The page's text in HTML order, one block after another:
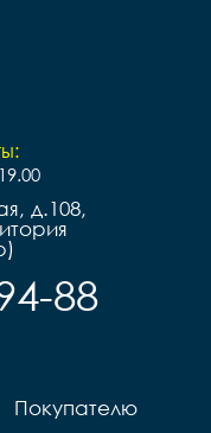
д.108,
88
Покупателю